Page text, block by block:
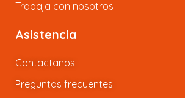
Trabaja con nosotros
Asistencia
Contactanos
Preguntas frecuentes